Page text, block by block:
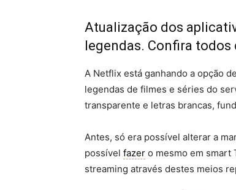
Atualização dos
legendas. Confira todos
A Netflix está ganhando a opção
legendas de filmes e séries do
transparente e letras brancas,
Antes, só era possível alterar a
possível fazer o mesmo em smart
streaming através destes meios